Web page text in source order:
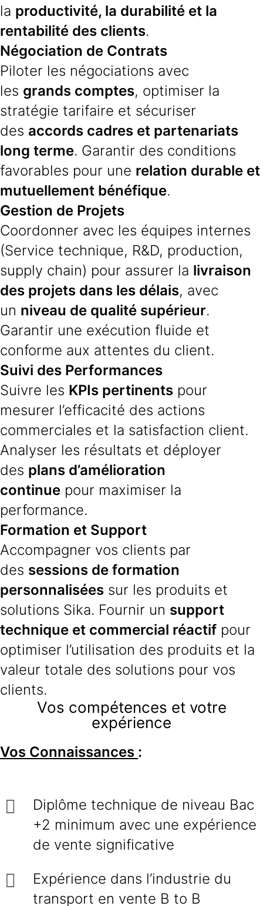
la productivité, la durabilité et la
rentabilité des clients.
Négociation de Contrats
Piloter les négociations avec
les grands comptes, optimiser la
stratégie tarifaire et sécuriser
des accords cadres et partenariats
long terme. Garantir des conditions
favorables pour une relation durable et
mutuellement bénéfique.
Gestion de Projets
Coordonner avec les équipes internes
(Service technique, R&D, production,
supply chain) pour assurer la livraison
des projets dans les délais, avec
un niveau de qualité supérieur.
Garantir une exécution fluide et
conforme aux attentes du client.
Suivi des Performances
Suivre les KPIs pertinents pour
mesurer l’efficacité des actions
commerciales et la satisfaction client.
Analyser les résultats et déployer
des plans d’amélioration
continue pour maximiser la
performance.
Formation et Support
Accompagner vos clients par
des sessions de formation
personnalisées sur les produits et
solutions Sika. Fournir un support
technique et commercial réactif pour
optimiser l’utilisation des produits et la
valeur totale des solutions pour vos
clients.
Vos compétences et votre
expérience
Vos Connaissances :
Diplôme technique de niveau Bac
+2 minimum avec une expérience
de vente significative
Expérience dans l’industrie du
transport en vente B to B